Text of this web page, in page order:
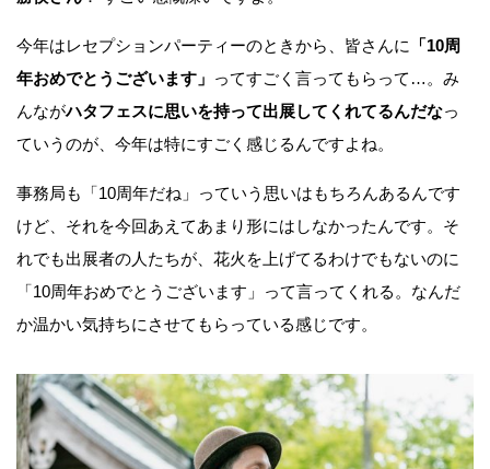
今年はレセプションパーティーのときから、皆さんに
「10周
年おめでとうございます」 ってすごく言ってもらって…。み
んながハタフェスに思いを持って出展してくれてるんだなっ
ていうのが、今年は特にすごく感じるんですよね。
事務局も「10周年だね」っていう思いはもちろんあるんです
けど、それを今回あえてあまり形にはしなかったんです。そ
れでも出展者の人たちが、花火を上げてるわけでもないのに
「10周年おめでとうございます」って言ってくれる。なんだ
か温かい気持ちにさせてもらっている感じです。